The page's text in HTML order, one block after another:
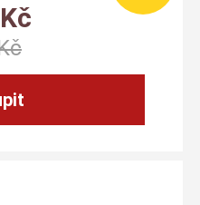
Kč